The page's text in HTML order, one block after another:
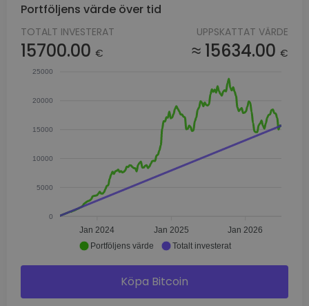
Portföljens värde över tid
TOTALT INVESTERAT
15700.00 €
UPPSKATTAT VÄRDE
≈ 15634.00 €
25000
20000
15000
10000
5000
0
Jan 2024 Jan 2025 Jan 2026
Portföljens värde Totalt investerat
Köpa Bitcoin